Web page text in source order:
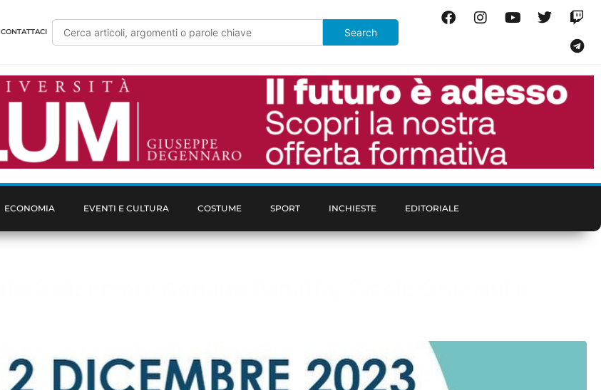
CONTATTACI
ECONOMIA EVENTI E CULTURA COSTUME SPORT INCHIESTE EDITORIALE